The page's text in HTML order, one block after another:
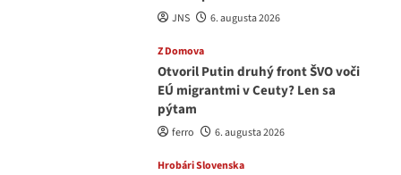
JNS 6. augusta 2026
Z Domova
Otvoril Putin druhý front ŠVO voči
EÚ migrantmi v Ceuty? Len sa
pýtam
ferro 6. augusta 2026
Hrobári Slovenska